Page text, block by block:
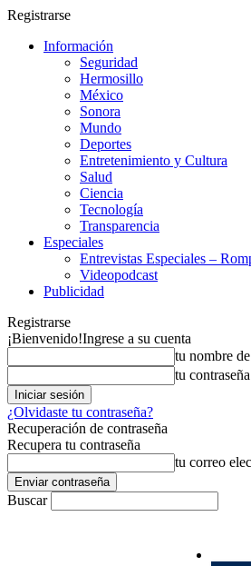
Registrarse
Información
Seguridad
Hermosillo
México
Sonora
Mundo
Deportes
Entretenimiento y Cultura
Salud
Ciencia
Tecnología
Transparencia
Especiales
Entrevistas Especiales –
Videopodcast
Publicidad
Registrarse
¡Bienvenido!Ingrese a su cuenta
tu nombre
tu contraseña
¿Olvidaste tu contraseña?
Recuperación de contraseña
Recupera tu contraseña
tu correo
Buscar